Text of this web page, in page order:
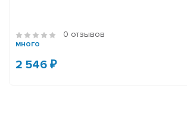
0 отзывов
много
2 546 ₽